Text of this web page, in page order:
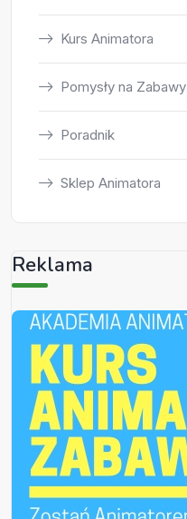
Kurs Animatora
Pomysły na Zabawy
Poradnik
Sklep Animatora
Reklama